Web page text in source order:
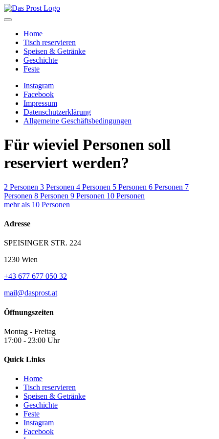
Home
Tisch reservieren
Speisen & Getränke
Geschichte
Feste
Instagram
Facebook
Impressum
Datenschutzerklärung
Allgemeine Geschäftsbedingungen
Für wieviel Personen soll
reserviert werden?
2 Personen 3 Personen 4 Personen 5 Personen 6 Personen 7
Personen 8 Personen 9 Personen 10 Personen
mehr als 10 Personen
Adresse
SPEISINGER STR. 224
1230 Wien
+43 677 677 050 32
mail@dasprost.at
Öffnungszeiten
Montag - Freitag
17:00 - 23:00 Uhr
Quick Links
Home
Tisch reservieren
Speisen & Getränke
Geschichte
Feste
Instagram
Facebook